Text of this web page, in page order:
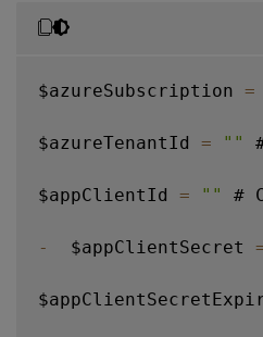
$azureSubscription =
$azureTenantId = ""
$appClientId = "" #
-
  $appClientSecret